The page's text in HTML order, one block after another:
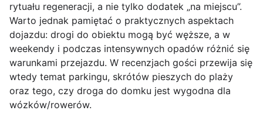
rytuału regeneracji, a nie tylko dodatek „na miejscu”.
Warto jednak pamiętać o praktycznych aspektach
dojazdu: drogi do obiektu mogą być węższe, a w
weekendy i podczas intensywnych opadów różnić się
warunkami przejazdu. W recenzjach gości przewija się
wtedy temat parkingu, skrótów pieszych do plaży
oraz tego, czy droga do domku jest wygodna dla
wózków/rowerów.